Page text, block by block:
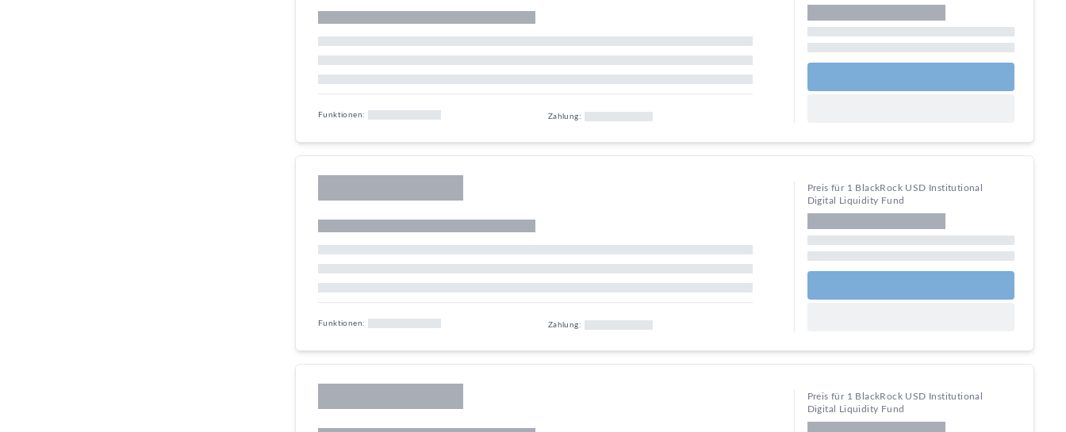
Funktionen: Zahlung:
Funktionen: Zahlung:
Preis für 1 BlackRock USD Institutional
Digital Liquidity Fund
Preis für 1 BlackRock USD Institutional
Digital Liquidity Fund